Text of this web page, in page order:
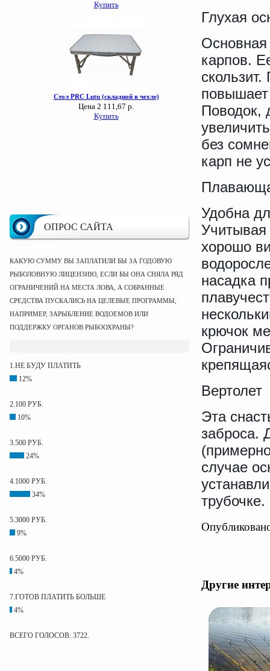
ОПРОС САЙТА
КАКУЮ СУММУ ВЫ ЗАПЛАТИЛИ БЫ ЗА ГОДОВУЮ
РЫБОЛОВНУЮ ЛИЦЕНЗИЮ, ЕСЛИ БЫ ОНА СНЯЛА РЯД
ОГРАНИЧЕНИЙ НА МЕСТА ЛОВА, А СОБРАННЫЕ
СРЕДСТВА ПУСКАЛИСЬ НА ЦЕЛЕВЫЕ ПРОГРАММЫ,
НАПРИМЕР, ЗАРЫБЛЕНИЕ ВОДОЕМОВ ИЛИ
ПОДДЕРЖКУ ОРГАНОВ РЫБООХРАНЫ?
1.НЕ БУДУ ПЛАТИТЬ
12%
2.100 РУБ.
10%
3.500 РУБ.
24%
4.1000 РУБ.
34%
5.3000 РУБ.
9%
6.5000 РУБ.
4%
7.ГОТОВ ПЛАТИТЬ БОЛЬШЕ
4%
ВСЕГО ГОЛОСОВ: 3722.
Глухая
Основная
карпов.
повышает
Поводок,
без
карп не
Удобна
Учитывая
хорошо
насадка
крючок
Вертолет
Эта
заброса.
случае
трубочке.
Другие